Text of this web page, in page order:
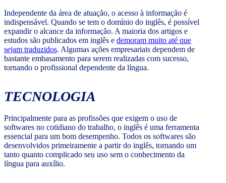
Independente da área de atuação, o acesso à informação é
indispensável. Quando se tem o domínio do inglês, é possível
expandir o alcance da informação. A maioria dos artigos e
estudos são publicados em inglês e demoram muito até que
sejam traduzidos. Algumas ações empresariais dependem de
bastante embasamento para serem realizadas com sucesso,
tornando o profissional dependente da língua.
TECNOLOGIA
Principalmente para as profissões que exigem o uso de
softwares no cotidiano do trabalho, o inglês é uma ferramenta
essencial para um bom desempenho. Todos os softwares são
desenvolvidos primeiramente a partir do inglês, tornando um
tanto quanto complicado seu uso sem o conhecimento da
língua para auxílio.